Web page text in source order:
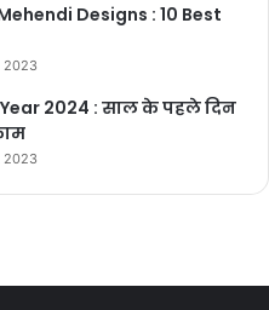
Designs : 10 Best
2023
2024 : साल के पहले दिन
2023